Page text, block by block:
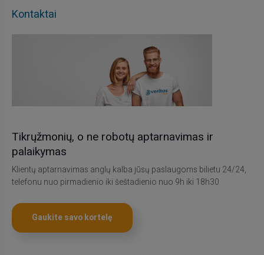
Kontaktai
Tikrųžmonių, o ne robotų aptarnavimas ir
palaikymas
Klientų aptarnavimas anglų kalba jūsų paslaugoms bilietu 24/24,
telefonu nuo pirmadienio iki šeštadienio nuo 9h iki 18h30
Gaukite savo kortelę